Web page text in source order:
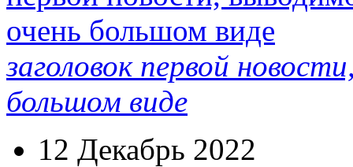
заголовок первой
большом виде
12 Декабрь 2022